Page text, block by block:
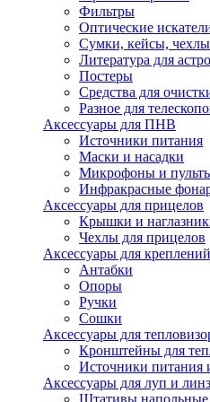
Фильтры
Оптические
Сумки, кейсы, чехлы
Литература для
Постеры
Средства для
Разное для
Аксессуары для ПНВ
Источники питания
Маски и насадки
Микрофоны и
Инфракрасные
Аксессуары для прицелов
Крышки и
Чехлы для прицелов
Аксессуары для креплений
Антабки
Опоры
Ручки
Сошки
Аксессуары для
Кронштейны для
Источники питания
Аксессуары для луп и линз
Штативы